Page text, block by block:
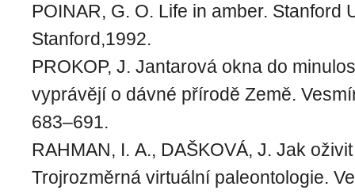
POINAR, G. O. Life in amber. Stanford
Stanford,1992.
PROKOP, J. Jantarová okna do
vyprávějí o dávné přírodě Země.
683–691.
RAHMAN, I. A., DAŠKOVÁ, J. Jak
Trojrozměrná virtuální paleontologie.